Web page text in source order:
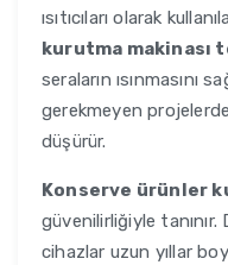
ısıtıcıları olarak
kurutma makinası
seraların ısınmasını
gerekmeyen
düşürür.
Konserve ürünler
güvenilirliğiyle tanınır.
cihazlar uzun yıllar